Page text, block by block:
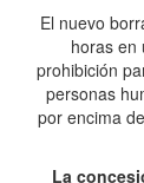
El nuevo
horas en
prohibición
personas
por encima
La